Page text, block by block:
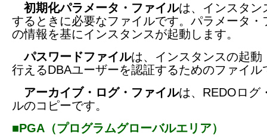
初期化パラメータ・ファイルは、インスタン
するときに必要なファイルです。パラメータ・
の情報を基にインスタンスが起動します。
パスワードファイルは、インスタンスの起動
行えるDBAユーザーを認証するためのファイル
アーカイブ・ログ・ファイルは、REDOログ
ルのコピーです。
■PGA（プログラムグローバルエリア）